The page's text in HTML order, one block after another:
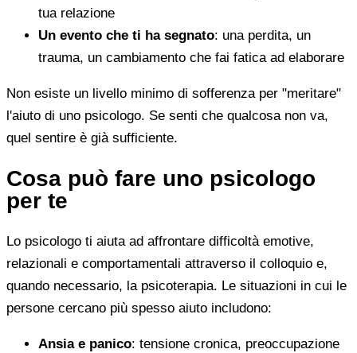
tua relazione
Un evento che ti ha segnato: una perdita, un
trauma, un cambiamento che fai fatica ad elaborare
Non esiste un livello minimo di sofferenza per "meritare"
l'aiuto di uno psicologo. Se senti che qualcosa non va,
quel sentire è già sufficiente.
Cosa può fare uno psicologo
per te
Lo psicologo ti aiuta ad affrontare difficoltà emotive,
relazionali e comportamentali attraverso il colloquio e,
quando necessario, la psicoterapia. Le situazioni in cui le
persone cercano più spesso aiuto includono:
Ansia e panico: tensione cronica, preoccupazione